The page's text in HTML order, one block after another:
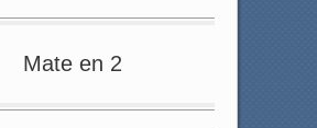
Mate en 2